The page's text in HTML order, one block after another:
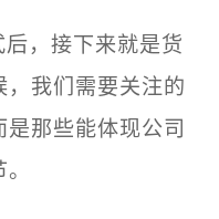
，接下来就是货
，我们需要关注的
那些能体现公司